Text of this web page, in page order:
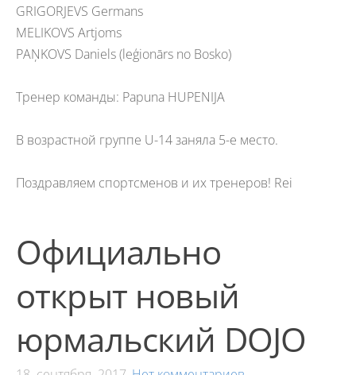
GRIGORJEVS Germans
MELIKOVS Artjoms
PAŅKOVS Daniels (leģionārs no Bosko)
Тренер команды: Papuna HUPENIJA
В возрастной группе U-14 заняла 5-е место.
Поздравляем спортсменов и их тренеров! Rei
Официально
открыт новый
юрмальский DOJO